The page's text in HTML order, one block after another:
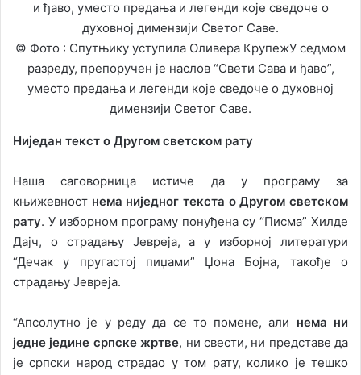
© Фото : Спутњику уступила Оливера КрупежУ седмом
разреду, препоручен је наслов “Свети Сава и ђаво”,
уместо предања и легенди које сведоче о духовној
димензији Светог Саве.
Ниједан текст о Другом светском рату
Наша саговорница истиче да у програму за
књижевност нема ниједног текста о Другом светском
рату. У изборном програму понуђена су “Писма” Хилде
Дајч, о страдању Јевреја, а у изборној литератури
“Дечак у пругастој пиџами” Џона Бојна, такође о
страдању Јевреја.
“Апсолутно је у реду да се то помене, али нема ни
једне једине српске жртве, ни свести, ни представе да
је српски народ страдао у том рату, колико је тешко